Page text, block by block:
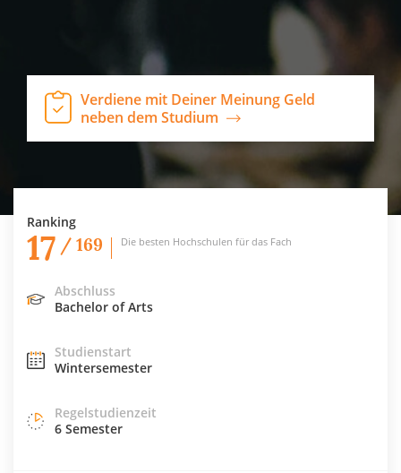
Verdiene mit Deiner Meinung Geld
neben dem Studium
Ranking
17 / 169 Die besten Hochschulen für das Fach
Abschluss
Bachelor of Arts
Studienstart
Wintersemester
Regelstudienzeit
6 Semester